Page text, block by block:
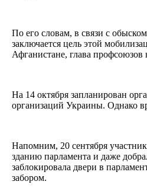
По его словам, в связи с
заключается цель этой
Афганистане, глава профсоюзов
На 14 октября запланирован
организаций Украины. Однако
Напомним, 20 сентября
зданию парламента и даже
заблокировала двери в
забором.